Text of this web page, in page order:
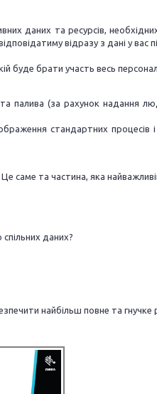
даних та ресурсів,
відразу з дані у вас
брати участь весь
палива (за рахунок надання
стандартних процесів
саме та частина, яка
даних?
найбільш повне та гнучке